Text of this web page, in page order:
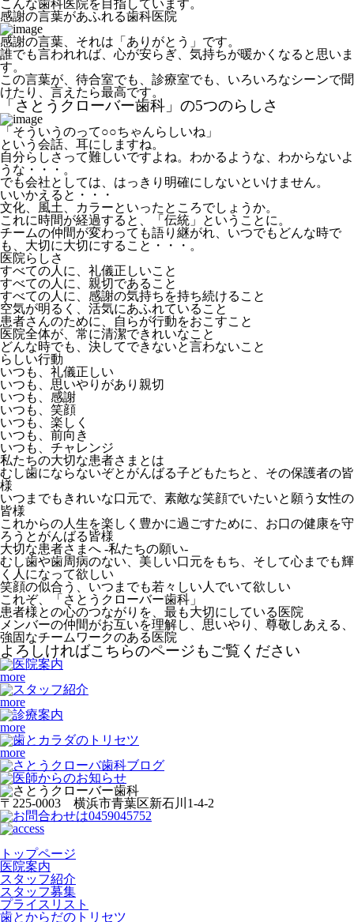
こんな歯科医院を目指しています。
感謝の言葉があふれる歯科医院
感謝の言葉、それは「ありがとう」です。
誰でも言われれば、 心が安らぎ、気持ちが暖かくなる と思いま
す。
この言葉が、待合室でも、診療室でも、いろいろなシーンで聞
けたり、言えたら最高です。
「さとうクローバー歯科」の5つのらしさ
「そういうのって○○ちゃんらしいね」
という会話、耳にしますね。
自分らしさって難しいですよね。わかるような、わからないよ
うな・・・。
でも会社としては、はっきり明確にしないといけません。
いいかえると・・・
文化、風土、カラーといったところでしょうか。
これに時間が経過すると、「伝統」ということに。
チームの仲間が変わっても語り継がれ、いつでもどんな時で
も、大切に大切にすること・・・。
医院らしさ
すべての人に、礼儀正しいこと
すべての人に、親切であること
すべての人に、感謝の気持ちを持ち続けること
空気が明るく、活気にあふれていること
患者さんのために、自らが行動をおこすこと
医院全体が、常に清潔できれいなこと
どんな時でも、決してできないと言わないこと
らしい行動
いつも、礼儀正しい
いつも、思いやりがあり親切
いつも、感謝
いつも、笑顔
いつも、楽しく
いつも、前向き
いつも、チャレンジ
私たちの大切な患者さまとは
むし歯にならないぞとがんばる子どもたちと、その保護者の皆
様
いつまでもきれいな口元で、素敵な笑顔でいたいと願う女性の
皆様
これからの人生を楽しく豊かに過ごすために、お口の健康を守
ろうとがんばる皆様
大切な患者さまへ -私たちの願い-
むし歯や歯周病のない、美しい口元をもち、そして心までも輝
く人になって欲しい
笑顔の似合う、いつまでも若々しい人でいて欲しい
これぞ、「さとうクローバー歯科」
患者様との心のつながりを、最も大切にしている医院
メンバーの仲間がお互いを理解し、思いやり、尊敬しあえる、
強固なチームワークのある医院
よろしければこちらのページもご覧ください
more
more
more
more
〒225-0003 横浜市青葉区新石川1-4-2
トップページ
医院案内
スタッフ紹介
スタッフ募集
プライスリスト
歯とからだのトリセツ